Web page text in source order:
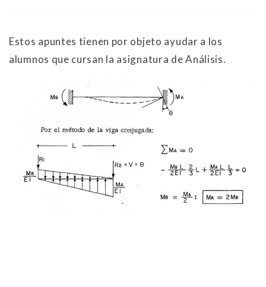
Estos apuntes tienen por objeto ayudar a los
alumnos que cursan la asignatura de Análisis.